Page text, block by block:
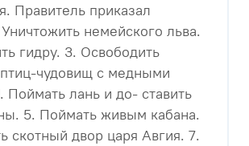
Правитель приказал
Уничтожить немейского льва.
гидру. 3. Освободить
чудовищ с медными
Поймать лань и до- ставить
5. Поймать живым кабана.
скотный двор царя Авгия. 7.